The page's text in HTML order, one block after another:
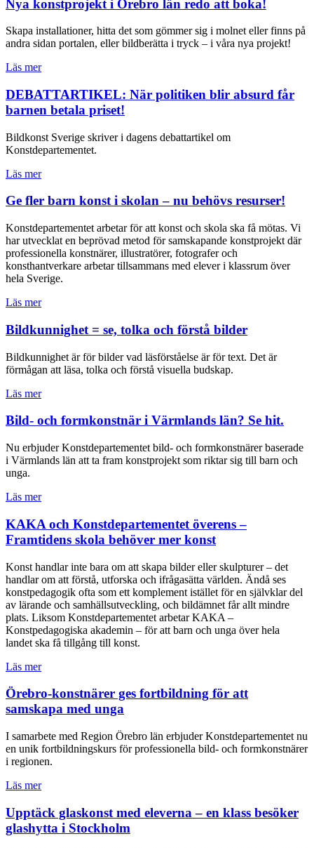
Nya konstprojekt i Örebro län redo att boka!
Skapa installationer, hitta det som gömmer sig i molnet eller finns på
andra sidan portalen, eller bildberätta i tryck – i våra nya projekt!
Läs mer
DEBATTARTIKEL: När politiken blir absurd får
barnen betala priset!
Bildkonst Sverige skriver i dagens debattartikel om
Konstdepartementet.
Läs mer
Ge fler barn konst i skolan – nu behövs resurser!
Konstdepartementet arbetar för att konst och skola ska få mötas. Vi
har utvecklat en beprövad metod för samskapande konstprojekt där
professionella konstnärer, illustratörer, fotografer och
konsthantverkare arbetar tillsammans med elever i klassrum över
hela Sverige.
Läs mer
Bildkunnighet = se, tolka och förstå bilder
Bildkunnighet är för bilder vad läsförståelse är för text. Det är
förmågan att läsa, tolka och förstå visuella budskap.
Läs mer
Bild- och formkonstnär i Värmlands län? Se hit.
Nu erbjuder Konstdepartementet bild- och formkonstnärer baserade
i Värmlands län att ta fram konstprojekt som riktar sig till barn och
unga.
Läs mer
KAKA och Konstdepartementet överens –
Framtidens skola behöver mer konst
Konst handlar inte bara om att skapa bilder eller skulpturer – det
handlar om att förstå, utforska och ifrågasätta världen. Ändå ses
konstpedagogik ofta som ett komplement istället för en självklar del
av lärande och samhällsutveckling, och bildämnet får allt mindre
plats. Liksom Konstdepartementet arbetar KAKA –
Konstpedagogiska akademin – för att barn och unga över hela
landet ska få tillgång till konst.
Läs mer
Örebro-konstnärer ges fortbildning för att
samskapa med unga
I samarbete med Region Örebro län erbjuder Konstdepartementet nu
en unik fortbildningskurs för professionella bild- och formkonstnärer
i regionen.
Läs mer
Upptäck glaskonst med eleverna – en klass besöker
glashytta i Stockholm